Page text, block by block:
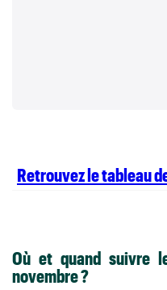
Retrouvez le tableau
Où et quand suivre
novembre ?